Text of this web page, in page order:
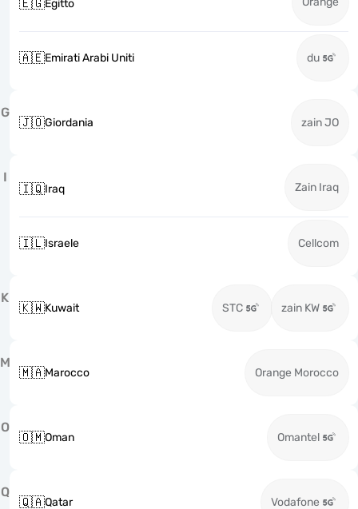
🇪🇬Egitto
🇦🇪Emirati Arabi Uniti du
G
🇯🇴Giordania zain JO
I
🇮🇶Iraq Zain Iraq
🇮🇱Israele Cellcom
K
🇰🇼Kuwait STC zain KW
M
🇲🇦Marocco Orange Morocco
O
🇴🇲Oman Omantel
Q
🇶🇦Qatar Vodafone